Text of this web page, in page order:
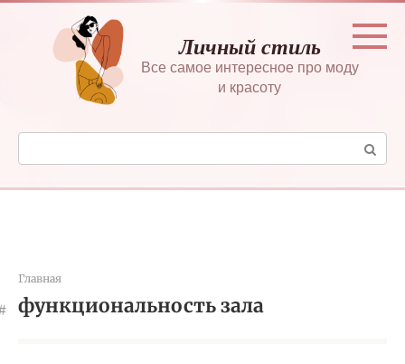
Перейти
контенту
Личный стиль
Все самое интересное про моду
и красоту
Поиск:
Главная
функциональность зала